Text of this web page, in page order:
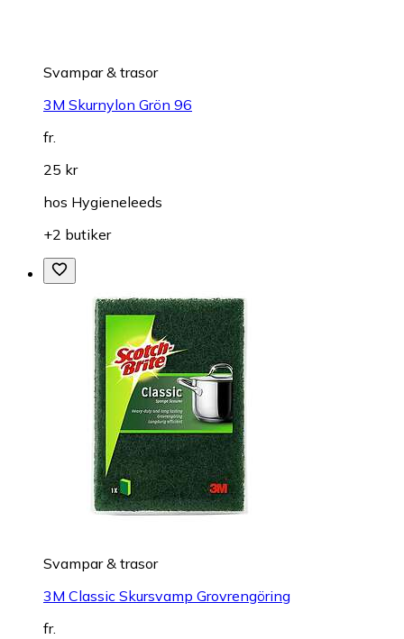
Svampar & trasor
3M Skurnylon Grön 96
fr.
25 kr
hos Hygieneleeds
+2 butiker
Svampar & trasor
3M Classic Skursvamp Grovrengöring
fr.